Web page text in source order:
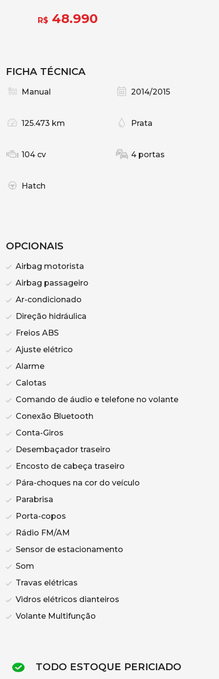
R$ 48.990
FICHA TÉCNICA
Manual 2014/2015
125.473 km Prata
104 cv 4 portas
Hatch
OPCIONAIS
Airbag motorista
Airbag passageiro
Ar-condicionado
Direção hidráulica
Freios ABS
Ajuste elétrico
Alarme
Calotas
Comando de áudio e telefone no volante
Conexão Bluetooth
Conta-Giros
Desembaçador traseiro
Encosto de cabeça traseiro
Pára-choques na cor do veículo
Parabrisa
Porta-copos
Rádio FM/AM
Sensor de estacionamento
Som
Travas elétricas
Vidros elétricos dianteiros
Volante Multifunção
TODO ESTOQUE PERICIADO